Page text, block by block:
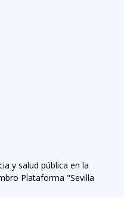
y salud pública en la
Plataforma "Sevilla